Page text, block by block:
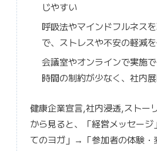
じやすい
呼吸法やマインドフルネス
で、ストレスや不安の軽減
会議室やオンラインで実施
時間の制約が少なく、社内
健康企業宣言,社内浸透,ストー
から見ると、「経営メッセー
てのヨガ」→「参加者の体験・